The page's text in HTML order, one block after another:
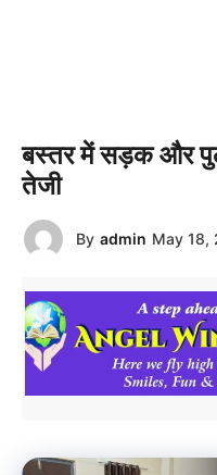
बस्तर में सड़क और पुल
तेजी
By admin May 18,